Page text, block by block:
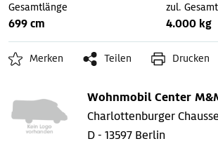
Gesamtlänge
699 cm
zul.
4.000 kg
Merken Teilen Drucken
Wohnmobil Center
Charlottenburger
D - 13597 Berlin